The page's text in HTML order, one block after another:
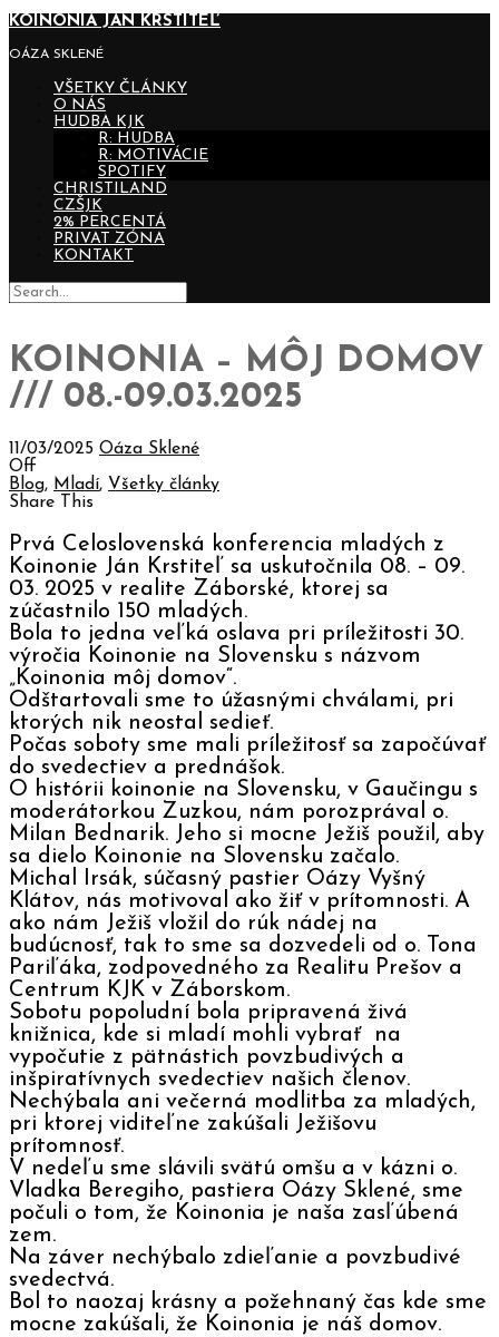
KOINONIA JÁN KRSTITEĽ
OÁZA SKLENÉ
VŠETKY ČLÁNKY
O NÁS
HUDBA KJK
R: HUDBA
R: MOTIVÁCIE
SPOTIFY
CHRISTILAND
CZŠJK
2% PERCENTÁ
PRIVAT ZÓNA
KONTAKT
KOINONIA – MÔJ DOMOV
/// 08.-09.03.2025
11/03/2025 Oáza Sklené
Off
Blog, Mladí, Všetky články
Share This
Prvá Celoslovenská konferencia mladých z
Koinonie Ján Krstiteľ sa uskutočnila 08. – 09.
03. 2025 v realite Záborské, ktorej sa
zúčastnilo 150 mladých.
Bola to jedna veľká oslava pri príležitosti 30.
výročia Koinonie na Slovensku s názvom
„Koinonia môj domov“.
Odštartovali sme to úžasnými chválami, pri
ktorých nik neostal sedieť.
Počas soboty sme mali príležitosť sa započúvať
do svedectiev a prednášok.
O histórii koinonie na Slovensku, v Gaučingu s
moderátorkou Zuzkou, nám porozprával o.
Milan Bednarik. Jeho si mocne Ježiš použil, aby
sa dielo Koinonie na Slovensku začalo.
Michal Irsák, súčasný pastier Oázy Vyšný
Klátov, nás motivoval ako žiť v prítomnosti. A
ako nám Ježiš vložil do rúk nádej na
budúcnosť, tak to sme sa dozvedeli od o. Tona
Pariľáka, zodpovedného za Realitu Prešov a
Centrum KJK v Záborskom.
Sobotu popoludní bola pripravená živá
knižnica, kde si mladí mohli vybrať na
vypočutie z pätnástich povzbudivých a
inšpiratívnych svedectiev našich členov.
Nechýbala ani večerná modlitba za mladých,
pri ktorej viditeľne zakúšali Ježišovu
prítomnosť.
V nedeľu sme slávili svätú omšu a v kázni o.
Vladka Beregiho, pastiera Oázy Sklené, sme
počuli o tom, že Koinonia je naša zasľúbená
zem.
Na záver nechýbalo zdieľanie a povzbudivé
svedectvá.
Bol to naozaj krásny a požehnaný čas kde sme
mocne zakúšali, že Koinonia je náš domov.